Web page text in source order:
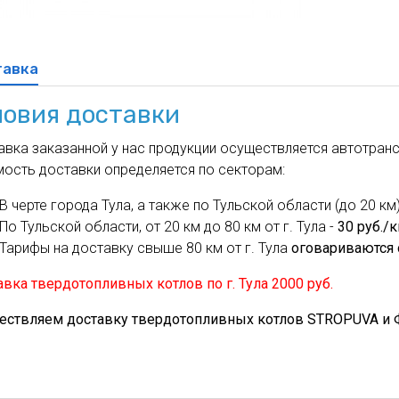
доставки
заказанной у нас продукции осуществляется
доставки определяется по секторам:
В черте города Тула, а также по Тульской области (до 20
По Тульской области, от 20 км до 80 км от г. Тула - 30 руб./
Тарифы на доставку свыше 80 км от г. Тула оговариваются
твердотопливных котлов по г. Тула 2000 руб.
доставку твердотопливных котлов STROPUVA и
кондиционеров